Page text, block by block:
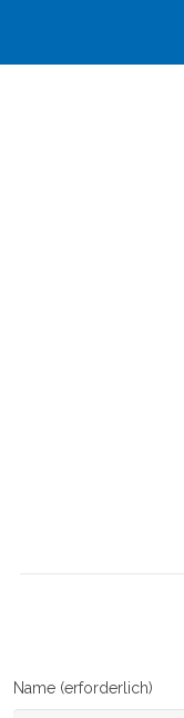
Name (erforderlich)